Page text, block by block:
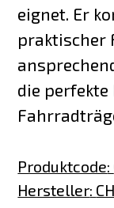
eignet. Er
praktischer
die perfekte
Produktcode:
Hersteller: